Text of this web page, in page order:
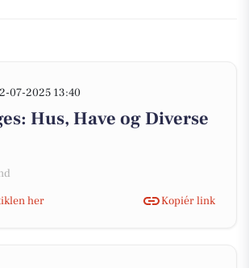
07-2025 13:40
Hus, Have og Diverse
her
Kopiér link